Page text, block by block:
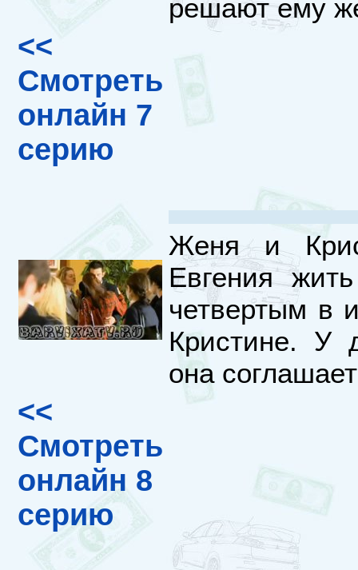
решают ему
<<
Смотреть
онлайн 7
серию
Женя и
Евгения
четвертым в
Кристине. У
она
<<
Смотреть
онлайн 8
серию